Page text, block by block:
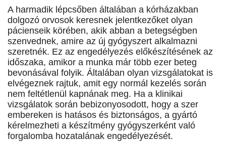
A harmadik lépcsőben általában a kórházakban
dolgozó orvosok keresnek jelentkezőket olyan
pácienseik körében, akik abban a betegségben
szenvednek, amire az új gyógyszert alkalmazni
szeretnék. Ez az engedélyezés előkészítésének az
időszaka, amikor a munka már több ezer beteg
bevonásával folyik. Általában olyan vizsgálatokat is
elvégeznek rajtuk, amit egy normál kezelés során
nem feltétlenül kapnának meg. Ha a klinikai
vizsgálatok során bebizonyosodott, hogy a szer
embereken is hatásos és biztonságos, a gyártó
kérelmezheti a készítmény gyógyszerként való
forgalomba hozatalának engedélyezését.